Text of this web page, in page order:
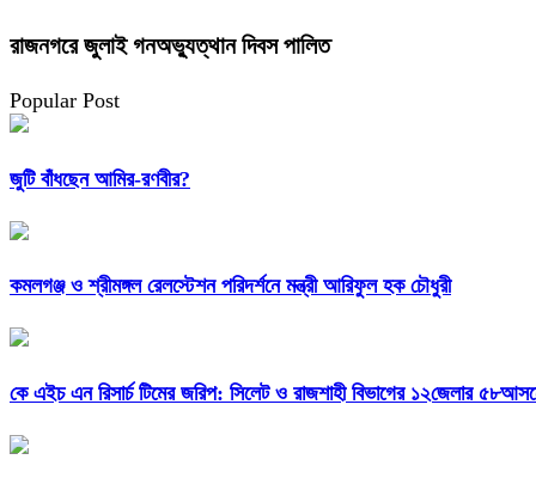
রাজনগরে জুলাই গনঅভ্যুত্থান দিবস পালিত
Popular Post
জুটি বাঁধছেন আমির-রণবীর?
কমলগঞ্জ ও শ্রীমঙ্গল রেলস্টেশন পরিদর্শনে মন্ত্রী আরিফুল হক চৌধুরী
কে এইচ এন রিসার্চ টিমের জরিপ: সিলেট ও রাজশাহী বিভাগের ১২জেলার